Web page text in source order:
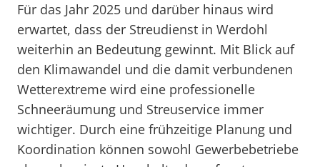
Für das Jahr 2025 und darüber hinaus wird
erwartet, dass der Streudienst in Werdohl
weiterhin an Bedeutung gewinnt. Mit Blick auf
den Klimawandel und die damit verbundenen
Wetterextreme wird eine professionelle
Schneeräumung und Streuservice immer
wichtiger. Durch eine frühzeitige Planung und
Koordination können sowohl Gewerbebetriebe